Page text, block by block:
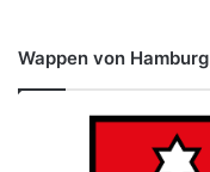
Wappen von Hamburg